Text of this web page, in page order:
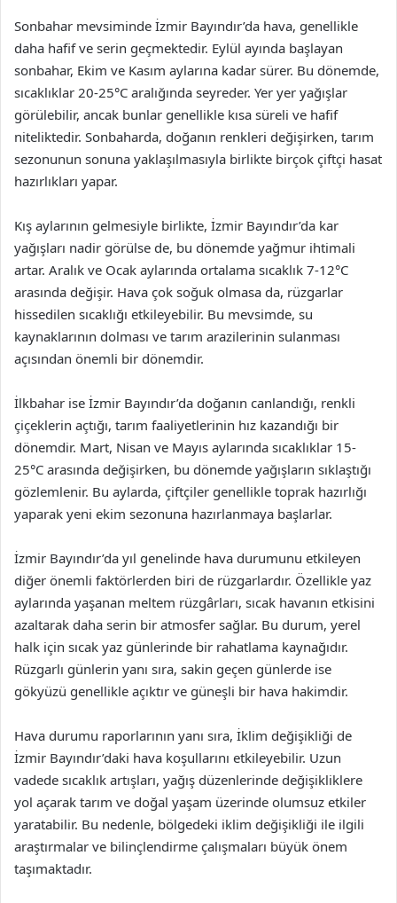
Sonbahar mevsiminde İzmir Bayındır’da hava, genellikle
daha hafif ve serin geçmektedir. Eylül ayında başlayan
sonbahar, Ekim ve Kasım aylarına kadar sürer. Bu dönemde,
sıcaklıklar 20-25°C aralığında seyreder. Yer yer yağışlar
görülebilir, ancak bunlar genellikle kısa süreli ve hafif
niteliktedir. Sonbaharda, doğanın renkleri değişirken, tarım
sezonunun sonuna yaklaşılmasıyla birlikte birçok çiftçi hasat
hazırlıkları yapar.
Kış aylarının gelmesiyle birlikte, İzmir Bayındır’da kar
yağışları nadir görülse de, bu dönemde yağmur ihtimali
artar. Aralık ve Ocak aylarında ortalama sıcaklık 7-12°C
arasında değişir. Hava çok soğuk olmasa da, rüzgarlar
hissedilen sıcaklığı etkileyebilir. Bu mevsimde, su
kaynaklarının dolması ve tarım arazilerinin sulanması
açısından önemli bir dönemdir.
İlkbahar ise İzmir Bayındır’da doğanın canlandığı, renkli
çiçeklerin açtığı, tarım faaliyetlerinin hız kazandığı bir
dönemdir. Mart, Nisan ve Mayıs aylarında sıcaklıklar 15-
25°C arasında değişirken, bu dönemde yağışların sıklaştığı
gözlemlenir. Bu aylarda, çiftçiler genellikle toprak hazırlığı
yaparak yeni ekim sezonuna hazırlanmaya başlarlar.
İzmir Bayındır’da yıl genelinde hava durumunu etkileyen
diğer önemli faktörlerden biri de rüzgarlardır. Özellikle yaz
aylarında yaşanan meltem rüzgârları, sıcak havanın etkisini
azaltarak daha serin bir atmosfer sağlar. Bu durum, yerel
halk için sıcak yaz günlerinde bir rahatlama kaynağıdır.
Rüzgarlı günlerin yanı sıra, sakin geçen günlerde ise
gökyüzü genellikle açıktır ve güneşli bir hava hakimdir.
Hava durumu raporlarının yanı sıra, İklim değişikliği de
İzmir Bayındır’daki hava koşullarını etkileyebilir. Uzun
vadede sıcaklık artışları, yağış düzenlerinde değişikliklere
yol açarak tarım ve doğal yaşam üzerinde olumsuz etkiler
yaratabilir. Bu nedenle, bölgedeki iklim değişikliği ile ilgili
araştırmalar ve bilinçlendirme çalışmaları büyük önem
taşımaktadır.